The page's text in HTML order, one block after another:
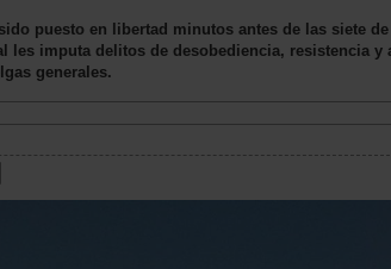
puesto en libertad minutos antes de las siete
les imputa delitos de desobediencia, resistencia
generales.